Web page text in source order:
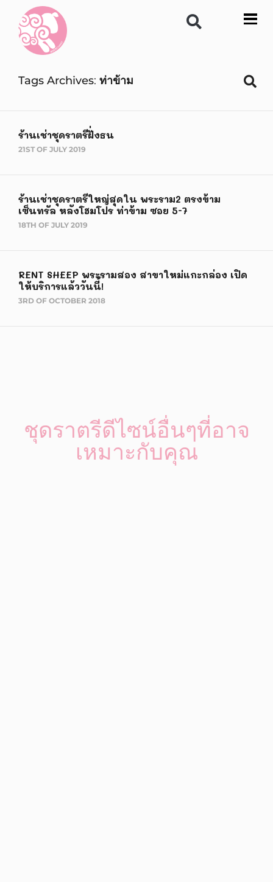
Tags Archives ท่าข้าม
ร้านเช่าชุดราตรีฝั่งธน
21ST OF JULY 2019
ร้านเช่าชุดราตรีใหญ่สุดใน พระราม2 ตรงข้าม
เซ็นทรัล หลังโฮมโปร ท่าข้าม ซอย 5-7
18TH OF JULY 2019
RENT SHEEP พระรามสอง สาขาใหม่แกะกล่อง เปิด
ให้บริการแล้ววันนี้!
3RD OF OCTOBER 2018
ชุดราตรีดีไซน์อื่นๆที่อาจ
เหมาะกับคุณ